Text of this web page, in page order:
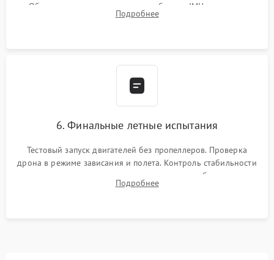
Обязательная программная калибровка IMU-сенсоров,
компаса, датчиков позиционирования и горизонта подвеса
Подробнее
6. Финальные летные испытания
Тестовый запуск двигателей без пропеллеров. Проверка
дрона в режиме зависания и полета. Контроль стабильности
удержания точки, качества передачи видео, работы системы
возврата домой (RTH) и дальности радиосвязи.
Подробнее